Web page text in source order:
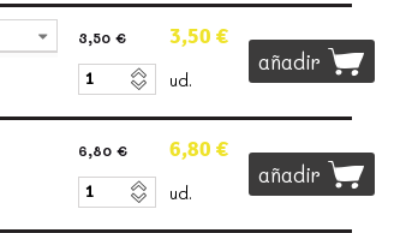
3,50 € 3,50 €
ud.
añadir
6,80 € 6,80 €
ud.
añadir